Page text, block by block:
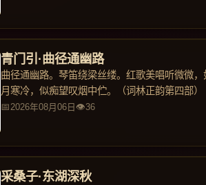
青门引·曲径通幽路
曲径通幽路。琴笛绕梁丝缕。红歌美唱听微微
月寒冷，似痴望叹烟中伫。（词林正韵第四部）
2026年08月06日 36
采桑子·东湖深秋